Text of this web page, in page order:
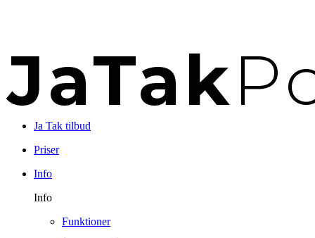
Ja Tak tilbud
Priser
Info
Info
Funktioner